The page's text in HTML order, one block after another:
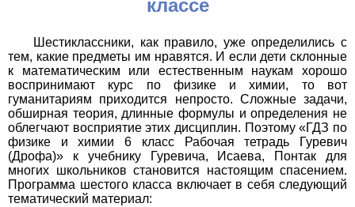
классе
Шестиклассники, как правило, уже определились с
тем, какие предметы им нравятся. И если дети склонные
к математическим или естественным наукам хорошо
воспринимают курс по физике и химии, то вот
гуманитариям приходится непросто. Сложные задачи,
обширная теория, длинные формулы и определения не
облегчают восприятие этих дисциплин. Поэтому «ГДЗ по
физике и химии 6 класс Рабочая тетрадь Гуревич
(Дрофа)» к учебнику Гуревича, Исаева, Понтак для
многих школьников становится настоящим спасением.
Программа шестого класса включает в себя следующий
тематический материал: